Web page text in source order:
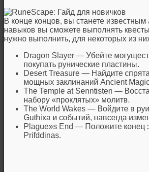
В конце концов, вы станете
навыков вы сможете выполнять
нужно выполнить, для некоторых из
Dragon Slayer — Убейте
покупать рунические пластины.
Desert Treasure — Найдите
мощных заклинаний Ancient
The Temple at Senntisten —
набору «проклятых» молитв.
The World Wakes — Войдите в
Guthixa и событий, навсегда
Plague»s End — Положите конец
Prifddinas.